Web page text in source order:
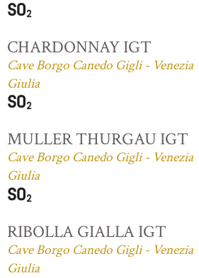
CHARDONNAY IGT
Cave Borgo Canedo Gigli - Venezia
Giulia
MULLER THURGAU IGT
Cave Borgo Canedo Gigli - Venezia
Giulia
RIBOLLA GIALLA IGT
Cave Borgo Canedo Gigli - Venezia
Giulia